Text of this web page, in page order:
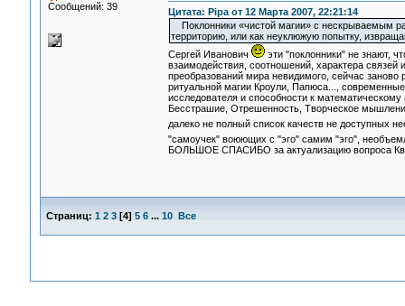
Сообщений: 39
Цитата: Pipa от 12 Марта 2007, 22:21:14
Поклонники «чистой магии» с нескрываемым
территорию, или как неуклюжую попытку,
Сергей Иванович
эти "поклонники" не знают,
взаимодействия, соотношений, характера
преобразований мира невидимого, сейчас
ритуальной магии Кроули, Папюса...,
исследователя и способности к
Бесстрашие, Отрешенность, Творческое
далеко не полный список качеств не доступных
"самоучек" воюющих с "эго" самим "эго",
БОЛЬШОЕ СПАСИБО за актуализацию вопроса
Страниц: 1 2 3[4] 5 6 ... 10 Все